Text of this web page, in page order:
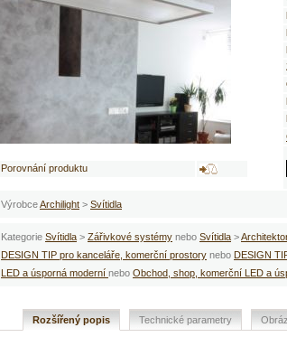
Porovnání produktu
VýrobceArchilight > Svítidla
Kategorie Svítidla > Zářivkové systémy nebo Svítidla >
DESIGN TIP pro kanceláře, komerční prostory nebo DESIGN
LED a úsporná moderní nebo Obchod, shop, komerční LED a
Rozšířený popis Technické parametry